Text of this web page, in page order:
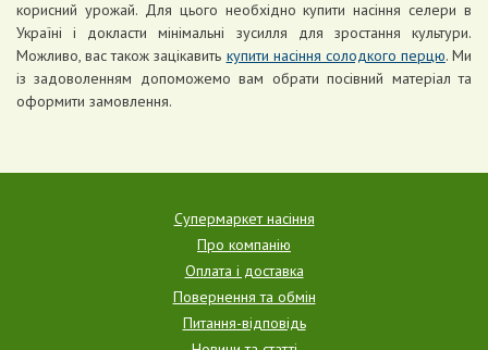
корисний урожай. Для цього необхідно купити насіння селери в
Україні і докласти мінімальні зусилля для зростання культури.
Можливо, вас також зацікавить купити насіння солодкого перцю. Ми
із задоволенням допоможемо вам обрати посівний матеріал та
оформити замовлення.
Супермаркет насіння
Про компанію
Оплата і доставка
Повернення та обмін
Питання-відповідь